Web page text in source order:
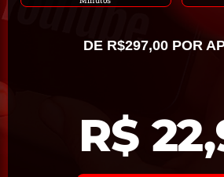
DE R$297,00 POR
R$